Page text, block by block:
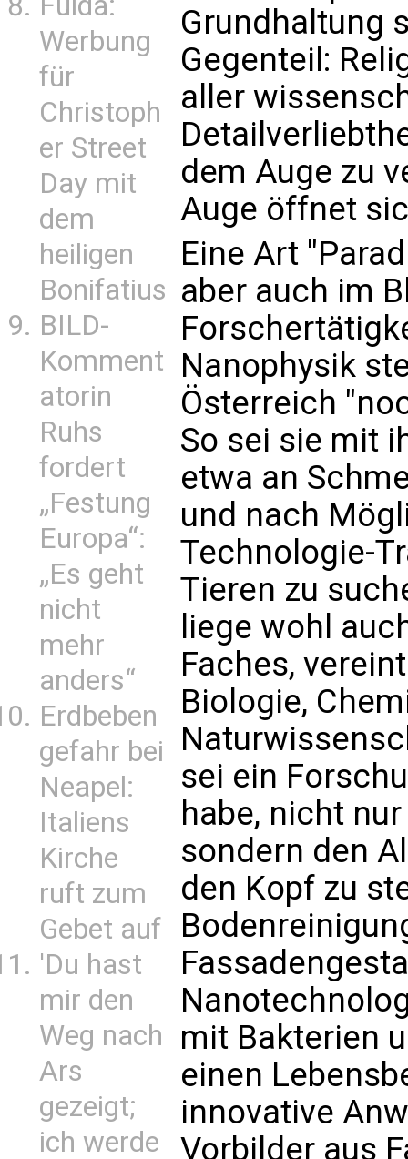
Werbung
für
Christoph
er Street
Day mit
dem
heiligen
Bonifatius
BILD-
Komment
atorin
Ruhs
fordert
„Festung
Europa“:
„Es geht
nicht
mehr
anders“
Erdbeben
gefahr bei
Neapel:
Italiens
Kirche
ruft zum
Gebet auf
'Du hast
mir den
Weg nach
Ars
gezeigt;
ich werde
Grundhaltung
Gegenteil:
aller
dem Auge zu
Auge öffnet
Eine Art
aber auch im
Nanophysik
Österreich
So sei sie mit
etwa an
und nach
Technologie-
Tieren zu
liege wohl
Faches,
Biologie,
sei ein
habe, nicht
sondern den
den Kopf zu
mit Bakterien
einen
innovative
Vorbilder aus